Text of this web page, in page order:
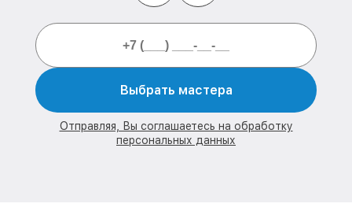
Выбрать мастера
Отправляя, Вы соглашаетесь на обработку
персональных данных